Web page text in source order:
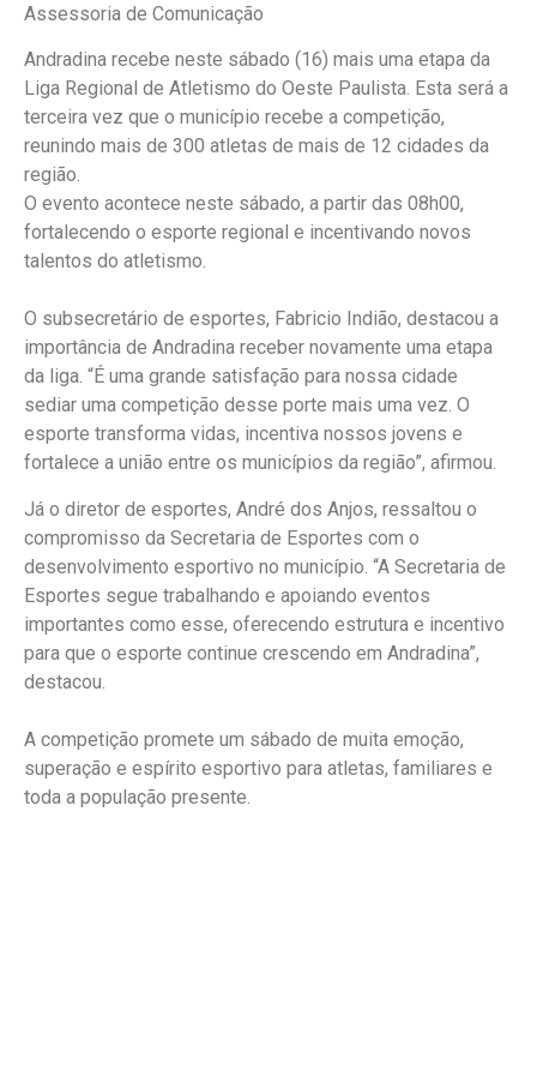
Assessoria de Comunicação
Andradina recebe neste sábado (16) mais uma etapa da
Liga Regional de Atletismo do Oeste Paulista. Esta será a
terceira vez que o município recebe a competição,
reunindo mais de 300 atletas de mais de 12 cidades da
região.
O evento acontece neste sábado, a partir das 08h00,
fortalecendo o esporte regional e incentivando novos
talentos do atletismo.
O subsecretário de esportes, Fabricio Indião, destacou a
importância de Andradina receber novamente uma etapa
da liga. “É uma grande satisfação para nossa cidade
sediar uma competição desse porte mais uma vez. O
esporte transforma vidas, incentiva nossos jovens e
fortalece a união entre os municípios da região”, afirmou.
Já o diretor de esportes, André dos Anjos, ressaltou o
compromisso da Secretaria de Esportes com o
desenvolvimento esportivo no município. “A Secretaria de
Esportes segue trabalhando e apoiando eventos
importantes como esse, oferecendo estrutura e incentivo
para que o esporte continue crescendo em Andradina”,
destacou.
A competição promete um sábado de muita emoção,
superação e espírito esportivo para atletas, familiares e
toda a população presente.